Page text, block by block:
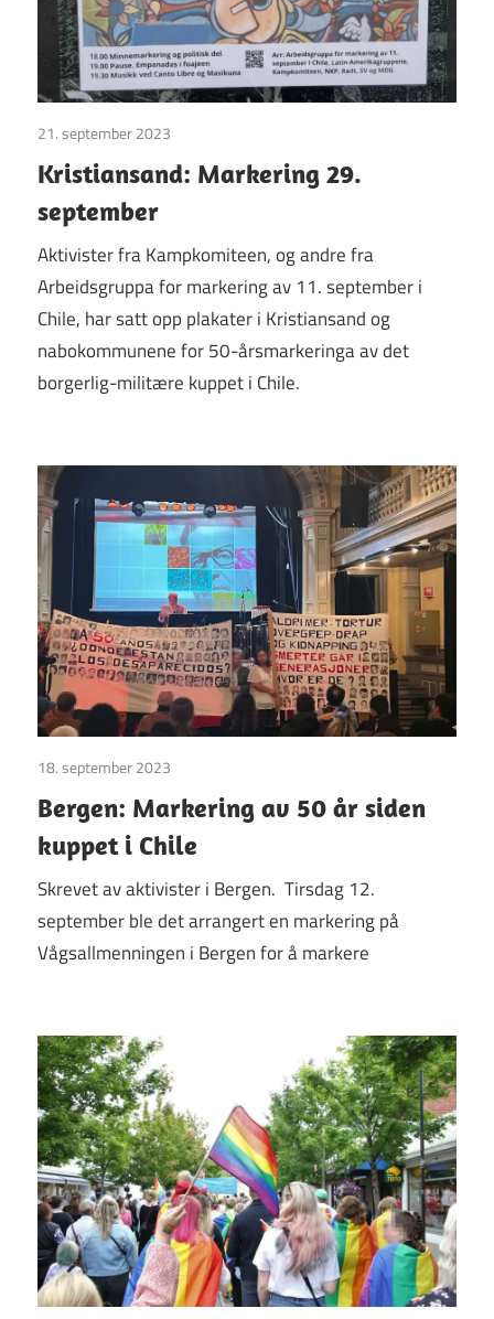
21. september 2023
Kristiansand: Markering 29.
september
Aktivister fra Kampkomiteen, og andre fra
Arbeidsgruppa for markering av 11. september i
Chile, har satt opp plakater i Kristiansand og
nabokommunene for 50-årsmarkeringa av det
borgerlig-militære kuppet i Chile.
18. september 2023
Bergen: Markering av 50 år siden
kuppet i Chile
Skrevet av aktivister i Bergen. Tirsdag 12.
september ble det arrangert en markering på
Vågsallmenningen i Bergen for å markere